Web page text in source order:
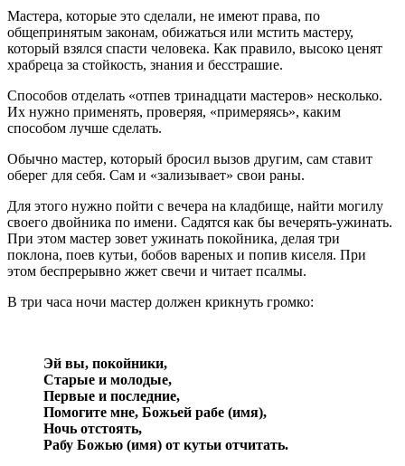
Мастера, которые это сделали, не имеют права, по
общепринятым законам, обижаться или мстить мастеру,
который взялся спасти человека. Как правило, высоко ценят
храбреца за стойкость, знания и бесстрашие.
Способов отделать «отпев тринадцати мастеров» несколько.
Их нужно применять, проверяя, «примеряясь», каким
способом лучше сделать.
Обычно мастер, который бросил вызов другим, сам ставит
оберег для себя. Сам и «зализывает» свои раны.
Для этого нужно пойти с вечера на кладбище, найти могилу
своего двойника по имени. Садятся как бы вечерять-ужинать.
При этом мастер зовет ужинать покойника, делая три
поклона, поев кутьи, бобов вареных и попив киселя. При
этом беспрерывно жжет свечи и читает псалмы.
В три часа ночи мастер должен крикнуть громко:
Эй вы, покойники,
Старые и молодые,
Первые и последние,
Помогите мне, Божьей рабе (имя),
Ночь отстоять,
Рабу Божью (имя) от кутьи отчитать.